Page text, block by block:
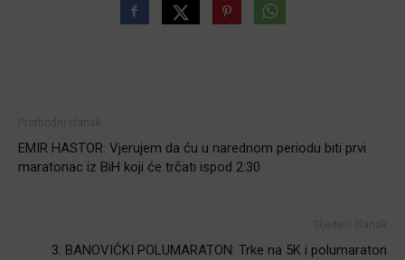
EMIR HASTOR: Vjerujem da ću u narednom periodu biti prvi
maratonac iz BiH koji će trčati ispod 2:30
3. BANOVIĆKI POLUMARATON: Trke na 5K i polumaraton